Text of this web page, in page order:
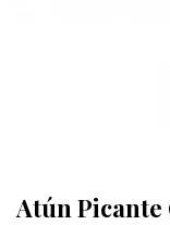
Atún Picante